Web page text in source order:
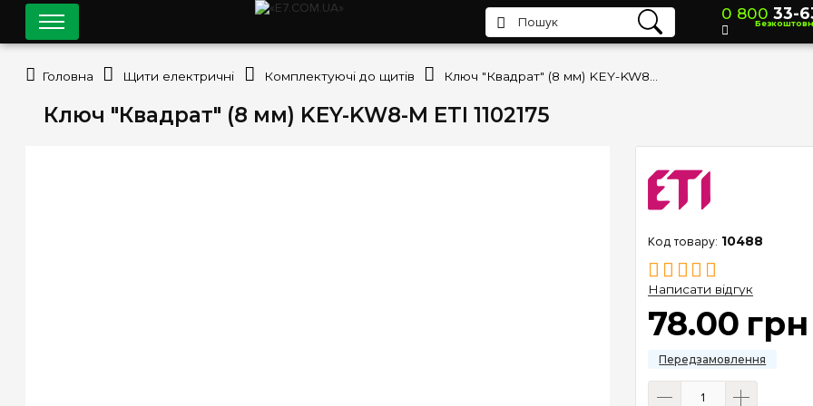
Ключ "Квадрат" (8 мм) KEY-KW8-M ETI 1102175
10488
Написати відгук
78.00 грн
0 800 33-
Головна Щити електричні Комплектуючі до щитів